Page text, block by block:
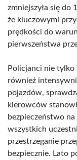
zmniejszyła się do
że kluczowymi
prędkości do
pierwszeństwa
Policjanci nie tylko
również
pojazdów,
kierowców
bezpieczeństwo
wszystkich
przestrzeganie
bezpiecznie. Lato